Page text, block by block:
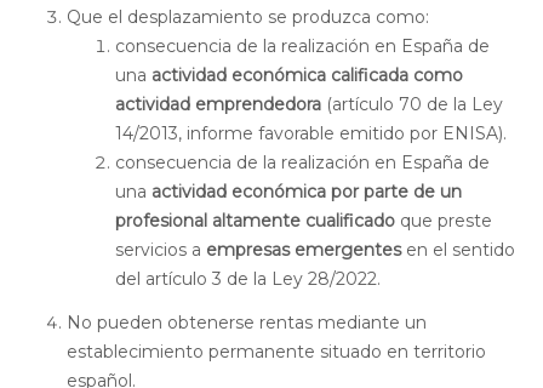
Que el desplazamiento se produzca como:
consecuencia de la realización en España de
una actividad económica calificada como
actividad emprendedora (artículo 70 de la Ley
14/2013, informe favorable emitido por ENISA).
consecuencia de la realización en España de
una actividad económica por parte de un
profesional altamente cualificado que preste
servicios a empresas emergentes en el sentido
del artículo 3 de la Ley 28/2022.
No pueden obtenerse rentas mediante un
establecimiento permanente situado en territorio
español.